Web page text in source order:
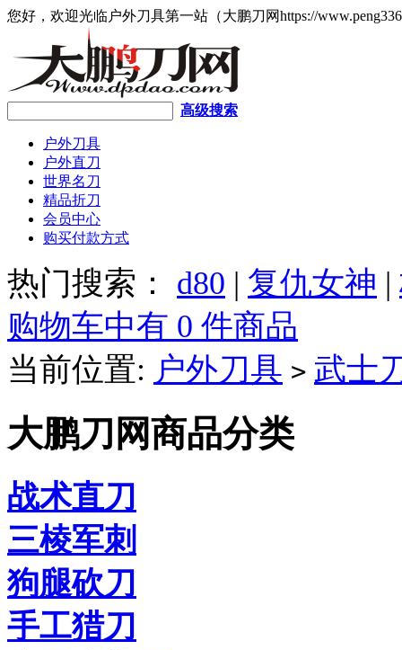
您好，欢迎光临户外刀具第一站（大鹏刀网https://
高级搜索
户外刀具
户外直刀
世界名刀
精品折刀
会员中心
购买付款方式
热门搜索： d80 | 复仇女神 |
购物车中有 0 件商品
当前位置: 户外刀具 > 武士
大鹏刀网商品分类
战术直刀
三棱军刺
狗腿砍刀
手工猎刀